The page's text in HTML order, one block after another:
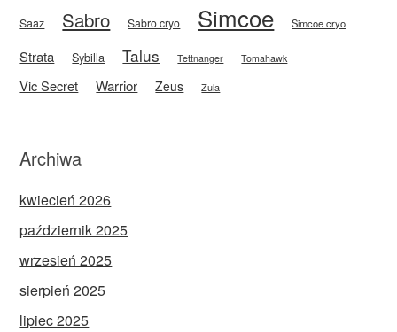
Saaz Sabro Sabro cryo Simcoe Simcoe cryo
Strata Sybilla Talus Tettnanger Tomahawk
Vic Secret Warrior Zeus Zula
Archiwa
kwiecień 2026
październik 2025
wrzesień 2025
sierpień 2025
lipiec 2025